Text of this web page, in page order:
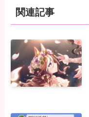
関連記事